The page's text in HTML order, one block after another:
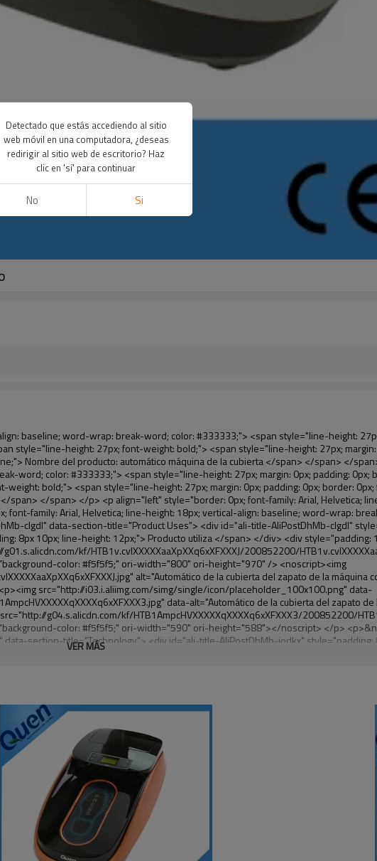
font-family: Arial;"> Hermo film retráctil se reducirá en </span> </em> </span> </strong> </p> <p style="background-color: #f5f5f5;"> <span style="line-height: 21px; font-size: 14px;"> <strong> <em> <span style="line-height: normal; font-family: Arial; color: #99cc00;"> Temperatura adecuada </span> </em> </strong> <span style="line-height: normal; font-family: Arial;"> <strong> <em> <span style="line-height: 21px; color: #99cc00;"> . </span> </em> </strong> Tecnología diferente de otros cubierta del zapato </span> <span style="line-height: normal; font-family: Arial;"> Máquina </span> <span style="line-height: normal; font-family: Arial;"> . </span> </span> </p> <p style="background-color: #f5f5f5;"> <span style="line-height: 21px; font-size: 14px;"> <span style="line-height: normal; font-family: Arial;"> Puede <span style="line-height: 21px; color: #0000ff;"> </span> </span> <em> <span style="line-height: normal; font-weight: bold; font-family: Arial; color: #99cc00;"> Automáticamente </span> </em> <span style="line-height: normal; font-family: Arial;"> <em> <span style="line-height: 21px; color: #99cc00;"> </span> </em> Salidas y corta la película de PVC y </span> <em> <span style="line-height: normal; font-weight: bold; font-family: Arial; color: #99cc00;"> Proporcionar aire caliente. </span> </em> </span> </p> <p style="background-color: #f5f5f5;"><br> <strong> <span style="line-height: 21px; font-size: 14px;"> <span style="line-height: normal; font-family: Arial;"> Que </span> <span style="line-height: 18px;"> <span style="line-height: normal; font-family: Arial;"> Sólo toma tres </span> </span> <span style="line-height: normal; font-family: Arial;"> Segundos para hacer que el PVC película en zapatos cubierta del zapato y abrigos de las personas </span> <span style="line-height: normal; font-family: Arial;"> . </span> </span> </strong> </p> <p style="background-color: #f5f5f5;">&nbsp;</p> <p style="background-color: #f5f5f5;">&nbsp;</p> <p style="background-color: #f5f5f5;"> <strong> <span style="line-height: 36px; color: #99cc00; font-size: 24px;"> <em> <span style="line-height: 21px;"> <span style="line-height: normal; font-family: Arial;"> Automática máquina de la cubierta </span> </span> </em> </span> </strong> </p> <p style="background-color: #f5f5f5;"> <span style="line-height: 27px; font-size: 18px; color: #99cc00;"> <em> <span style="line-height: 21px;"> <span style="line-height: normal; font-family: Arial;"> Para proporcionar un ambiente limpio! </span> </span> </em> </span> </p> </div> </div> <p align="left" style="border: 0px; font-family: Arial, Helvetica; line-height: 18px; vertical-align: baseline; word-wrap: break-word; color: #333333;">&nbsp;</p> <p style="border: 0px; font-family: Arial, Helvetica, sans-serif; font-size: 14px; line-height: 26.6000003814697px; vertical-align: baseline; word-wrap: break-word; color: #333333;">&nbsp;</p> <div id="ali-anchor-AliPostDhMb-1epqd" style="padding-top: 8px;" data-section="AliPostDhMb-1epqd" data-section-title="Product Description"> <div id="ali-title-AliPostDhMb-1epqd" style="padding: 8px 0px; border-bottom-style: solid;"> <span style="background-color: #ddd; color: #333; font-weight: bold; padding: 8px 10px; line-height: 12px;"> Descripción del producto </span> </div> <div style="padding: 10px 0px;"> <p>&nbsp;&nbsp;<img src="http://i03.i.aliimg.com/simg/single/icon/placeholder_100x100.png" data-src="http://g01.s.alicdn.com/kf/HTB18lcbIXXXXXbEXVXXq6xXFXXXF/200852200/HTB18lcbIXXXXXbEXVXXq6xXFXXXF.jpg" data-alt="Automático de la cubierta del zapato de la máquina como regalo" width="700" style="background-color: #f5f5f5;" ori-width="785" ori-height="559" /> <noscript><img src="http://g01.s.alicdn.com/kf/HTB18lcbIXXXXXbEXVXXq6xXFXXXF/200852200/
VER MÁS
Detectado que estás accediendo al sitio
web móvil en una computadora, ¿deseas
redirigir al sitio web de escritorio? Haz
clic en 'sí' para continuar
No Si